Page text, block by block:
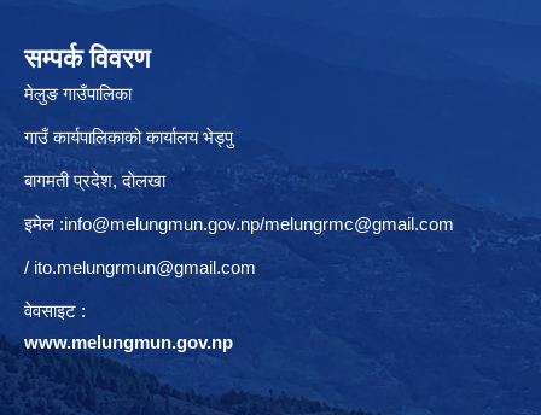
सम्पर्क विवरण
मेलुङ गाउँपालिका
गाउँ कार्यपालिकाको कार्यालय भेड्पु
बागमती प्रदेश, दाेलखा
इमेल :info@melungmun.gov.np/melungrmc@gmail.com
/ ito.melungrmun@gmail.com
वेवसाइट :
www.melungmun.gov.np